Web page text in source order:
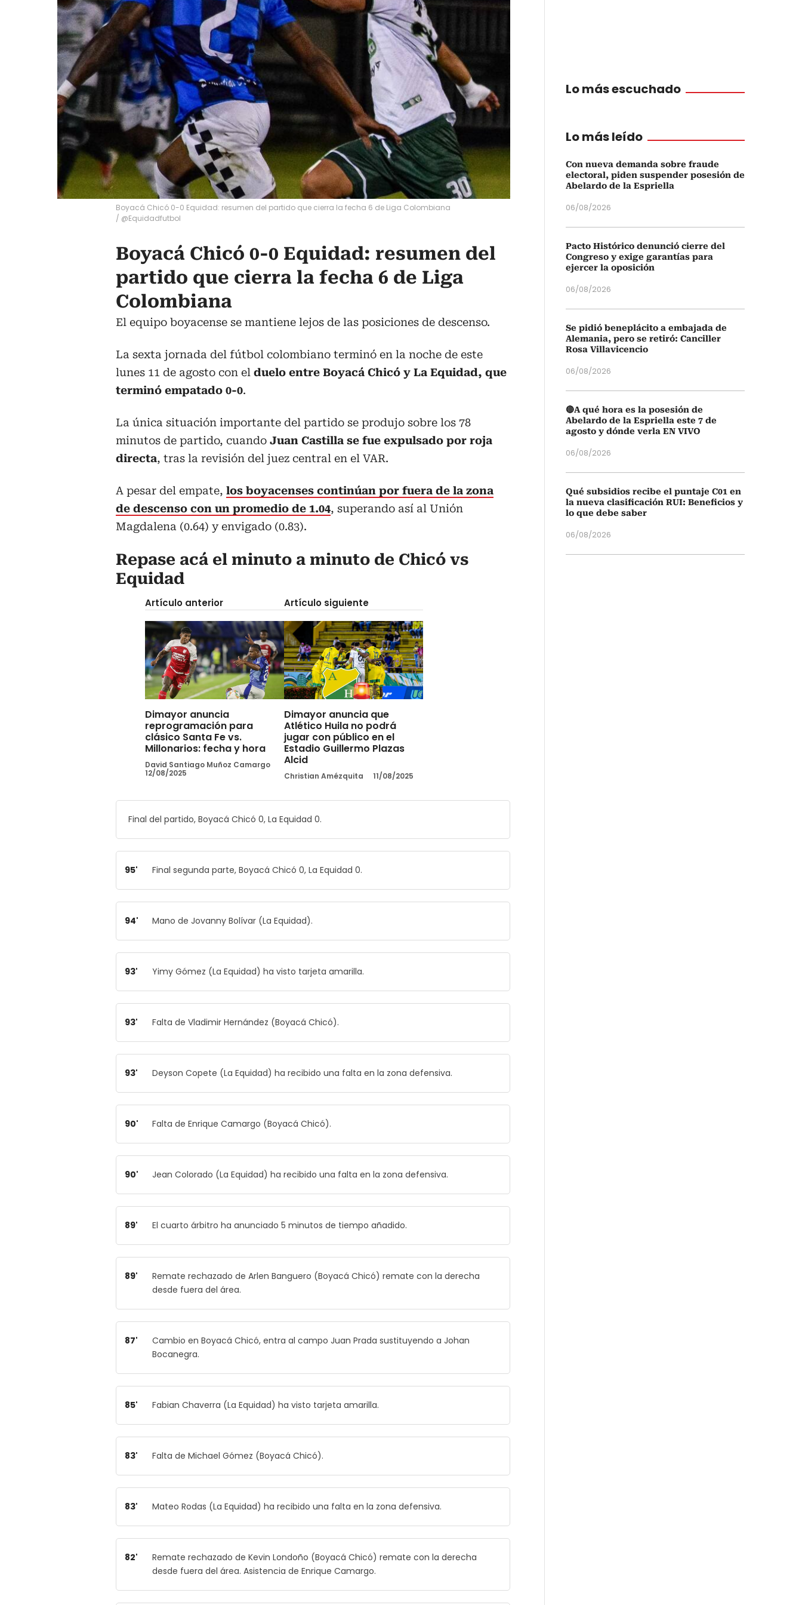
Boyacá Chicó 0-0 Equidad: resumen del partido que cierra la fecha 6 de Liga Colombiana
/ @Equidadfutbol
Boyacá Chicó 0-0 Equidad: resumen del
partido que cierra la fecha 6 de Liga
Colombiana
El equipo boyacense se mantiene lejos de las posiciones de descenso.
La sexta jornada del fútbol colombiano terminó en la noche de este
lunes 11 de agosto con el duelo entre Boyacá Chicó y La Equidad, que
terminó empatado 0-0.
La única situación importante del partido se produjo sobre los 78
minutos de partido, cuando Juan Castilla se fue expulsado por roja
directa, tras la revisión del juez central en el VAR.
A pesar del empate, los boyacenses continúan por fuera de la zona
de descenso con un promedio de 1.04, superando así al Unión
Magdalena (0.64) y envigado (0.83).
Repase acá el minuto a minuto de Chicó vs
Equidad
Artículo anterior
Dimayor anuncia
reprogramación para
clásico Santa Fe vs.
Millonarios: fecha y hora
David Santiago Muñoz Camargo
12/08/2025
Artículo siguiente
Dimayor anuncia que
Atlético Huila no podrá
jugar con público en el
Estadio Guillermo Plazas
Alcid
Christian Amézquita 11/08/2025
Final del partido, Boyacá Chicó 0, La Equidad 0.
95' Final segunda parte, Boyacá Chicó 0, La Equidad 0.
94' Mano de Jovanny Bolívar (La Equidad).
93' Yimy Gómez (La Equidad) ha visto tarjeta amarilla.
93' Falta de Vladimir Hernández (Boyacá Chicó).
93' Deyson Copete (La Equidad) ha recibido una falta en la zona defensiva.
90' Falta de Enrique Camargo (Boyacá Chicó).
90' Jean Colorado (La Equidad) ha recibido una falta en la zona defensiva.
89' El cuarto árbitro ha anunciado 5 minutos de tiempo añadido.
89'
Remate rechazado de Arlen Banguero (Boyacá Chicó) remate con la derecha
desde fuera del área.
87'
Cambio en Boyacá Chicó, entra al campo Juan Prada sustituyendo a Johan
Bocanegra.
85' Fabian Chaverra (La Equidad) ha visto tarjeta amarilla.
83' Falta de Michael Gómez (Boyacá Chicó).
83' Mateo Rodas (La Equidad) ha recibido una falta en la zona defensiva.
82'
Remate rechazado de Kevin Londoño (Boyacá Chicó) remate con la derecha
desde fuera del área. Asistencia de Enrique Camargo.
Lo más escuchado
Lo más leído
Con nueva demanda sobre fraude
electoral, piden suspender posesión de
Abelardo de la Espriella
06/08/2026
Pacto Histórico denunció cierre del
Congreso y exige garantías para
ejercer la oposición
06/08/2026
Se pidió beneplácito a embajada de
Alemania, pero se retiró: Canciller
Rosa Villavicencio
06/08/2026
🔴A qué hora es la posesión de
Abelardo de la Espriella este 7 de
agosto y dónde verla EN VIVO
06/08/2026
Qué subsidios recibe el puntaje C01 en
la nueva clasificación RUI: Beneficios y
lo que debe saber
06/08/2026